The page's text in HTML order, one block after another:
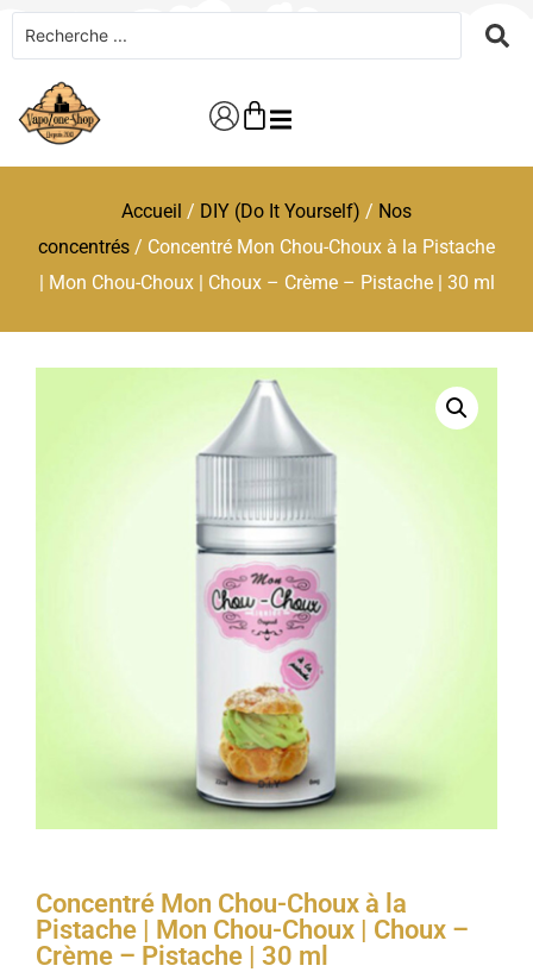
Accueil / DIY (Do It Yourself) / Nos
concentrés / Concentré Mon Chou-Choux à la Pistache
| Mon Chou-Choux | Choux – Crème – Pistache | 30 ml
Concentré Mon Chou-Choux à la
Pistache | Mon Chou-Choux | Choux –
Crème – Pistache | 30 ml